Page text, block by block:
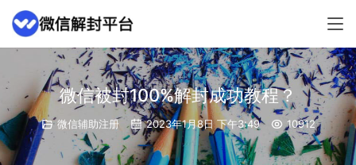
微信被封100%解封成功教程？
微信辅助注册 2023年1月8日 下午3:49 10912